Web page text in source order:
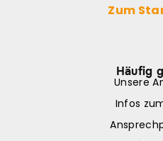
Zum
Häufig
Unsere
Infos